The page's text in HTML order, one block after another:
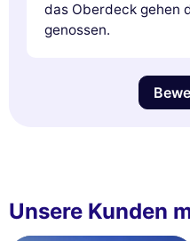
das Oberdeck gehen
genossen.
Unsere Kunden